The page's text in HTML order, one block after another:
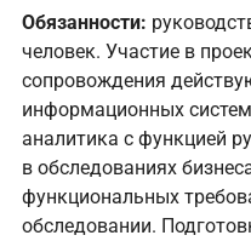
Обязанности:
человек. Участие в
сопровождения
информационных
аналитика с функцией
в обследованиях
функциональных
обследовании.